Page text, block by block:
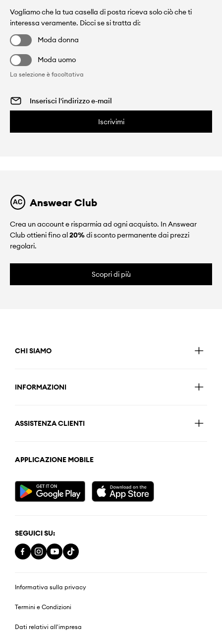
Vogliamo che la tua casella di posta riceva solo ciò che ti
interessa veramente. Dicci se si tratta di:
Moda donna
Moda uomo
La selezione è facoltativa
Iscrivimi
Answear Club
Crea un account e risparmia ad ogni acquisto. In Answear
Club ottieni fino al20%di sconto permanente dai prezzi
regolari.
Scopri di più
CHI SIAMO
INFORMAZIONI
ASSISTENZA CLIENTI
APPLICAZIONE MOBILE
SEGUICI SU:
Informativa sulla privacy
Termini e Condizioni
Dati relativi all'impresa